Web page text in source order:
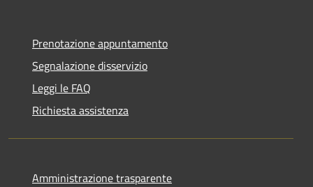
Prenotazione appuntamento
Segnalazione disservizio
Leggi le FAQ
Richiesta assistenza
Amministrazione trasparente